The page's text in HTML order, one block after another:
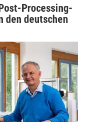
Processing-
den deutschen